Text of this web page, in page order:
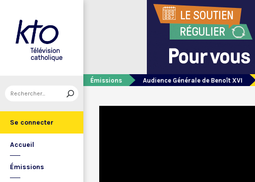
Se connecter
Accueil
Émissions
Émissions Audience Générale de Benoît XVI